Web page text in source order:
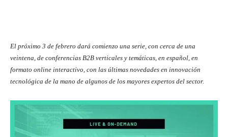
El próximo 3 de febrero dará comienzo una serie, con cerca de una
veintena, de conferencias B2B verticales y temáticas, en español, en
formato online interactivo, con las últimas novedades en innovación
tecnológica de la mano de algunos de los mayores expertos del sector.